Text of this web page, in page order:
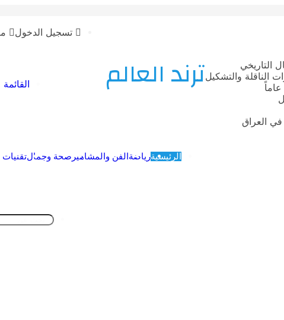
التاريخي
العراق
تسجيل الدخول
ترند العالم القائمة
الرئيسيةرياضة الفن والمشاهير صحة وجمالتقنيات